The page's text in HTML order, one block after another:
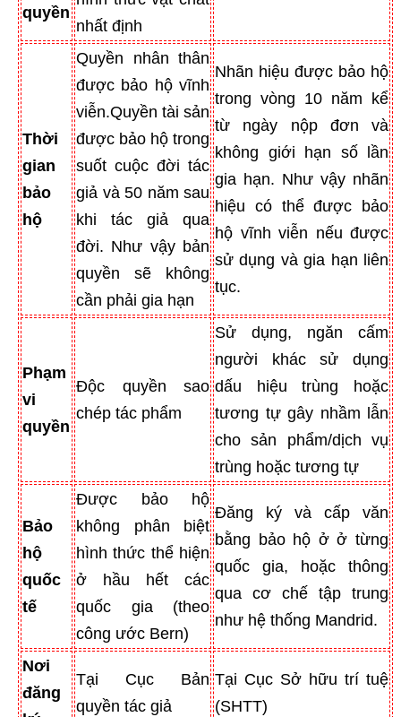
quyền
nhất định
Thời
gian
bảo
hộ
Quyền nhân thân
được bảo hộ vĩnh
viễn.Quyền tài sản
được bảo hộ trong
suốt cuộc đời tác
giả và 50 năm sau
khi tác giả qua
đời. Như vậy bản
quyền sẽ không
cần phải gia hạn
Nhãn hiệu được bảo hộ
trong vòng 10 năm kể
từ ngày nộp đơn và
không giới hạn số lần
gia hạn. Như vậy nhãn
hiệu có thể được bảo
hộ vĩnh viễn nếu được
sử dụng và gia hạn liên
tục.
Phạm
vi
quyền
Độc quyền sao
chép tác phẩm
Sử dụng, ngăn cấm
người khác sử dụng
dấu hiệu trùng hoặc
tương tự gây nhầm lẫn
cho sản phẩm/dịch vụ
trùng hoặc tương tự
Bảo
hộ
quốc
tế
Được bảo hộ
không phân biệt
hình thức thể hiện
ở hầu hết các
quốc gia (theo
công ước Bern)
Đăng ký và cấp văn
bằng bảo hộ ở ở từng
quốc gia, hoặc thông
qua cơ chế tập trung
như hệ thống Mandrid.
Nơi
đăng
Tại Cục Bản
quyền tác giả
Tại Cục Sở hữu trí tuệ
(SHTT)